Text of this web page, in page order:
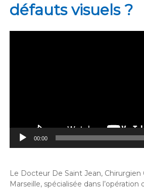
défauts visuels ?
00:00
Le Docteur De Saint Jean,
Marseille, spécialisée dans l’opération